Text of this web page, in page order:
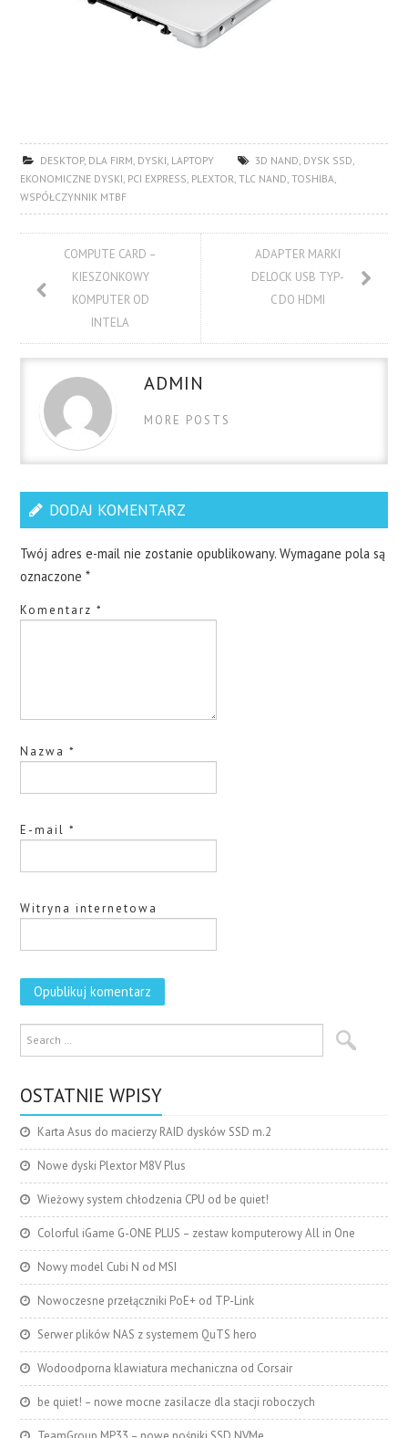
DESKTOP, DLA FIRM, DYSKI, LAPTOPY 3D NAND, DYSK SSD,
EKONOMICZNE DYSKI, PCI EXPRESS, PLEXTOR,TLC NAND,TOSHIBA,
WSPÓŁCZYNNIK MTBF
COMPUTE CARD –
KIESZONKOWY
KOMPUTER OD
INTELA
ADAPTER MARKI
DELOCK USB TYP-
C DO HDMI
ADMIN
MORE POSTS
DODAJ KOMENTARZ
Twój adres e-mail nie zostanie opublikowany. Wymagane pola są
oznaczone*
Komentarz*
Nazwa*
E-mail*
Witryna internetowa
OSTATNIE WPISY
Karta Asus do macierzy RAID dysków SSD m.2
Nowe dyski Plextor M8V Plus
Wieżowy system chłodzenia CPU od be quiet!
Colorful iGame G-ONE PLUS – zestaw komputerowy All in One
Nowy model Cubi N od MSI
Nowoczesne przełączniki PoE+ od TP-Link
Serwer plików NAS z systemem QuTS hero
Wodoodporna klawiatura mechaniczna od Corsair
be quiet! – nowe mocne zasilacze dla stacji roboczych